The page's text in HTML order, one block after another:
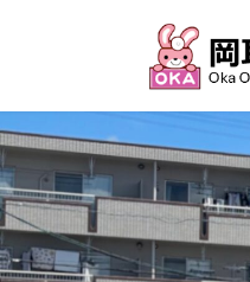
ツ
へ
ス
キ
ッ
プ
シ
ョ
ン
に
移
動